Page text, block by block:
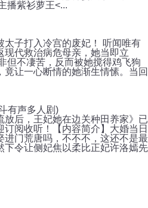
播紫衫萝王<...
太子打入冷宫的废妃！ 听闻唯有
代救治病危母亲，她当即立
但不凄苦，反而被她搅得鸡飞狗
让一心断情的她渐生情愫。当回
有声多人剧)
后，王妃她在边关种田养家》已
阅收听！【内容简介】大婚当日
进门荒唐吗，不不不，这还不是最
下令让侧妃焦以柔比正妃许洛嫣先